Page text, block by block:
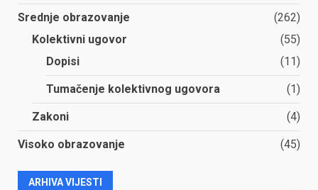
Srednje obrazovanje
(262)
Kolektivni ugovor
(55)
Dopisi
(11)
Tumačenje kolektivnog ugovora (1)
Zakoni (4)
Visoko obrazovanje (45)
ARHIVA VIJESTI